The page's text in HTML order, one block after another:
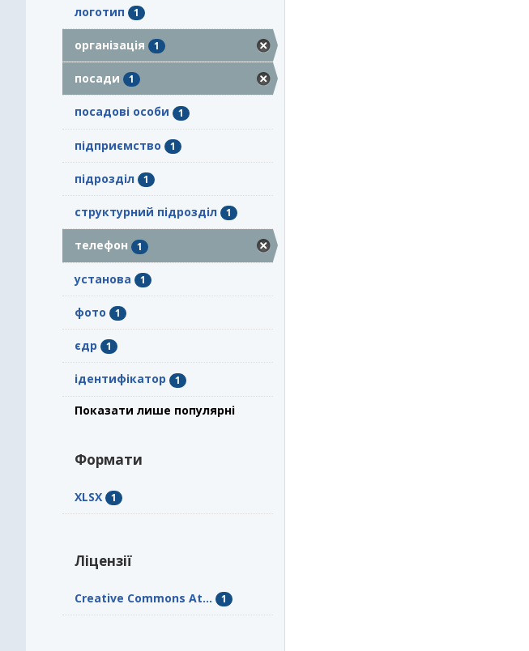
логотип 1
організація 1
посади 1
посадові особи 1
підприємство 1
підрозділ 1
структурний підрозділ 1
телефон 1
установа 1
фото 1
єдр 1
ідентифікатор 1
Показати лише популярні
Формати
XLSX 1
Ліцензії
Creative Commons At... 1